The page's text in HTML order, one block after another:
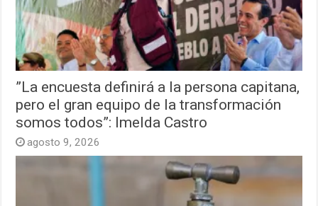
”La encuesta definirá a la persona capitana,
pero el gran equipo de la transformación
somos todos”: Imelda Castro
agosto 9, 2026